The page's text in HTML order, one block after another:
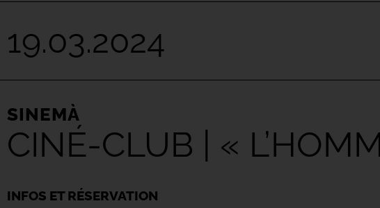
19.03.2024
SINEMÀ
CINÉ-CLUB | «
INFOS ET RÉSERVATION